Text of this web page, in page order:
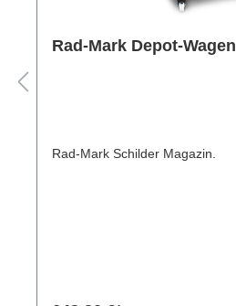
Rad-Mark Depot-Wagen
Rad-Mark Schilder Magazin.